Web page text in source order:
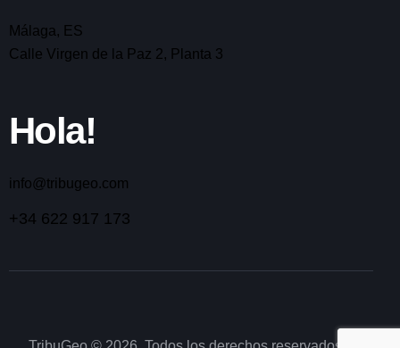
Málaga, ES
Calle Virgen de la Paz 2, Planta 3
Hola!
info@tribugeo.com
+34 622 917 173